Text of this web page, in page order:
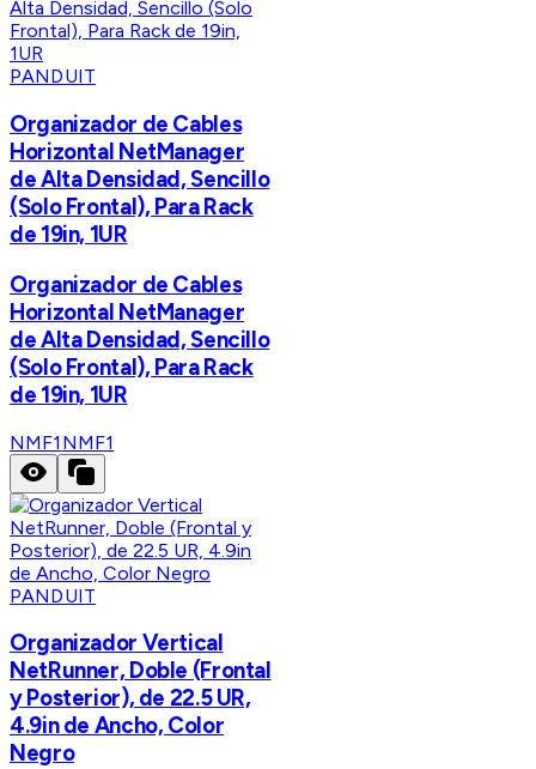
PANDUIT
Organizador de Cables
Horizontal NetManager
de Alta Densidad, Sencillo
(Solo Frontal), Para Rack
de 19in, 1UR
Organizador de Cables
Horizontal NetManager
de Alta Densidad, Sencillo
(Solo Frontal), Para Rack
de 19in, 1UR
NMF1 NMF1
PANDUIT
Organizador Vertical
NetRunner, Doble (Frontal
y Posterior), de 22.5 UR,
4.9in de Ancho, Color
Negro